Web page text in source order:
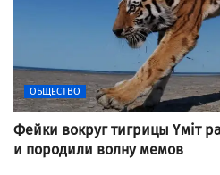
ОБЩЕСТВО
Фейки вокруг тигрицы Үміт
и породили волну мемов